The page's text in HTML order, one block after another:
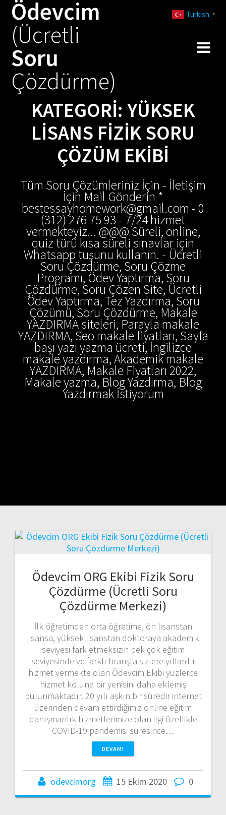
Ödevcim
(Ücretli
Soru
Çözdürme)
KATEGORI: YÜKSEK
LISANS FIZIK SORU
ÇÖZÜM EKIBI
Tüm Soru Çözümleriniz İçin - İletişim
İçin Mail Gönderin *
bestessayhomework@gmail.com - 0
(312) 276 75 93 - 7/24 hizmet
vermekteyiz... @@@ Süreli, online,
quiz türü kısa süreli sınavlar için
Whatsapp tuşunu kullanın. - Ücretli
Soru Çözdürme, Soru Çözme
Programı, Ödev Yaptırma, Soru
Çözdürme, Soru Çözen Site, Ücretli
Ödev Yaptırma, Tez Yazdırma, Soru
Çözümü, Soru Çözdürme, Makale
YAZDIRMA siteleri, Parayla makale
YAZDIRMA, Seo makale fiyatları, Sayfa
başı yazı yazma ücreti, İngilizce
makale yazdırma, Akademik makale
YAZDIRMA, Makale Fiyatları 2022,
Makale yazma, Blog Yazdırma, Blog
Yazdırmak İstiyorum
Ödevcim ORG Ekibi Fizik Soru
Çözdürme (Ücretli Soru
Çözdürme Merkezi)
İlk öğretimden orta öğretime, ön lisanstan
lisansa, yüksek lisanstan doktoraya akademik
seviyesi fark etmeksizin pek çok eğitim
seviyesinde ve farklı branşta sizlere yıllardır
hizmet vermekte olan Ödevcim Ekibi yüzlerce
hizmet koluna bir yenisini daha eklemiş
bulunmaktadır. 20 yılı aşkın bir süredir internet
üzerinden devam ettirdiğimiz online eğitim
danışmanlık hizmetlerimize olan ilgi özellikle
COVID-19 pandemisi süresince…
DEVAMI
odevcimorg 15 Ekim 2020 0
Turkish ▼